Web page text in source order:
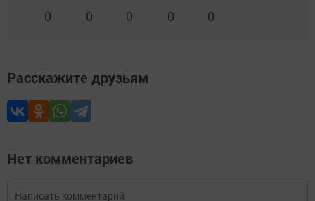
0 0 0 0 0
Расскажите друзьям
Нет комментариев